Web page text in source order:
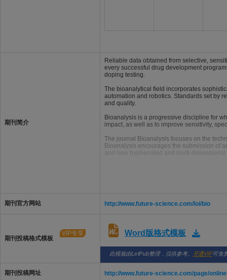
期刊简介
Reliable data obtained from selective,
every successful drug development
doping testing.
The bioanalytical field incorporates
automation and robotics. Standards set by
and quality.
Bioanalysis is a progressive discipline for
impact, as well as to improve sensitivity,
The journal Bioanalysis focuses on the
Bioanalysis encourages the submission of
and new hyphenated and multi-
期刊官方网站 http://www.future-science.com/loi/bio
期刊投稿格式模板
VIP专享 Word版格式模板
此模板由LetPub整理，仅供参考。 开通VIP可免
期刊投稿网址 http://www.future-science.com/page/